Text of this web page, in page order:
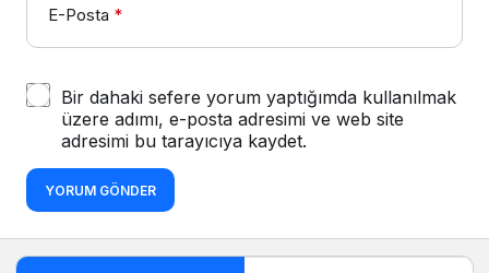
E-Posta *
Bir dahaki sefere yorum yaptığımda kullanılmak
üzere adımı, e-posta adresimi ve web site
adresimi bu tarayıcıya kaydet.
YORUM GÖNDER